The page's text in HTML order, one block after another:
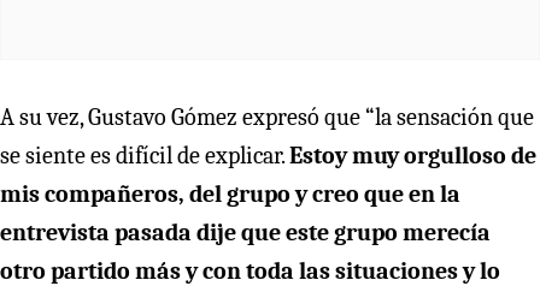
A su vez, Gustavo Gómez expresó que “la sensación que
se siente es difícil de explicar.Estoy muy orgulloso de
mis compañeros, del grupo y creo que en la
entrevista pasada dije que este grupo merecía
otro partido más y con toda las situaciones y lo